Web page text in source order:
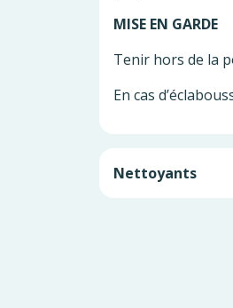
MISE EN GARDE
Tenir hors de la
En cas
Nettoyants